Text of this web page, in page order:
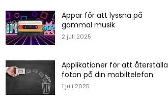
Appar för att lyssna på
gammal musik
2 juli 2025
Applikationer för att återställa
foton på din mobiltelefon
1 juli 2025